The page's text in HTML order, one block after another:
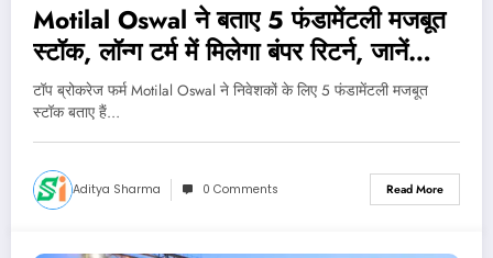
Motilal Oswal ने बताए 5 फंडामेंटली मजबूत
स्टॉक, लॉन्ग टर्म में मिलेगा बंपर रिटर्न, जानें
टारगेट प्राइस!
टॉप ब्रोकरेज फर्म Motilal Oswal ने निवेशकों के लिए 5 फंडामेंटली मजबूत
स्टॉक बताए हैं…
Aditya Sharma 0 Comments Read More